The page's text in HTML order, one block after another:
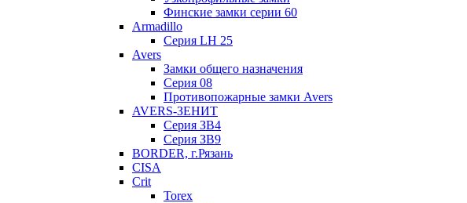
Финские замки серии 60
Armadillo
Серия LH 25
Avers
Замки общего назначения
Серия 08
Противопожарные замки Avers
AVERS-ЗЕНИТ
Серия ЗВ4
Серия ЗВ9
BORDER, г.Рязань
CISA
Crit
Torex